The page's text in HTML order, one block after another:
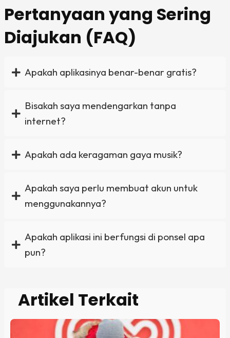
Pertanyaan yang Sering
Diajukan (FAQ)
Apakah aplikasinya benar-benar gratis?
Bisakah saya mendengarkan tanpa
internet?
Apakah ada keragaman gaya musik?
Apakah saya perlu membuat akun untuk
menggunakannya?
Apakah aplikasi ini berfungsi di ponsel apa
pun?
Artikel Terkait